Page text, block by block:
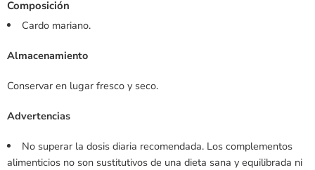
Composición
Cardo mariano.
Almacenamiento
Conservar en lugar fresco y seco.
Advertencias
No superar la dosis diaria recomendada. Los complementos
alimenticios no son sustitutivos de una dieta sana y equilibrada ni